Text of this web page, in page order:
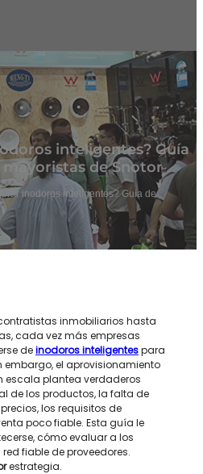
inteligentes? Guía
de Snotor
inodoros inteligentes? Guía de
inmobiliarios hasta
cada vez más empresas
deinodoros inteligentespara
embargo, el aprovisionamiento
escala plantea verdaderos
de los productos, la falta de
los requisitos de
poco fiable. Esta guía le
cómo evaluar a los
fiable de proveedores.
estrategia.